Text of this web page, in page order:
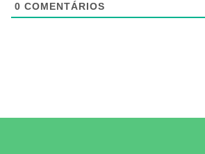
0 COMENTÁRIOS